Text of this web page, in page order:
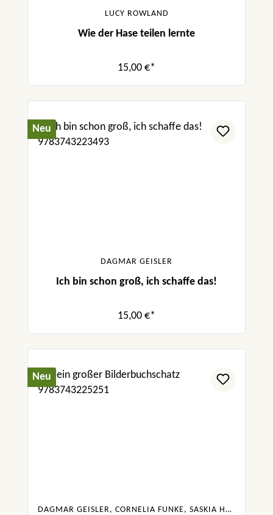
LUCY ROWLAND
Wie der Hase teilen lernte
15,00 €*
Neu
DAGMAR GEISLER
Ich bin schon groß, ich schaffe das!
15,00 €*
Neu
DAGMAR GEISLER, CORNELIA FUNKE, SASKIA HULA, JULIA BOEHME, URSULA POZNANSKI, SABINE BOHLMANN